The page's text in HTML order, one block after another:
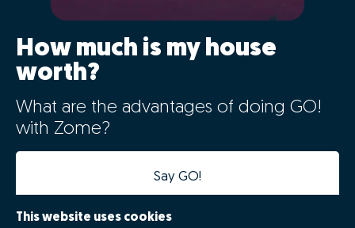
How much is my house
worth?
What are the advantages of doing GO!
with Zome?
Say GO!
This website uses cookies